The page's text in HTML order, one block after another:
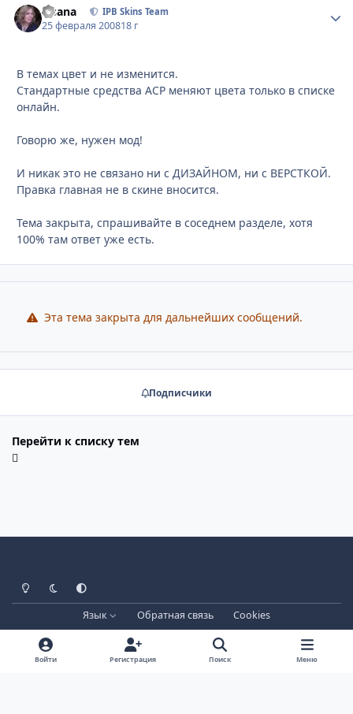
Fisana IPB Skins Team
25 февраля 200818 г
В темах цвет и не изменится.
Стандартные средства ACP меняют цвета только в списке
онлайн.
Говорю же, нужен мод!
И никак это не связано ни с ДИЗАЙНОМ, ни с ВЕРСТКОЙ.
Правка главная не в скине вносится.
Тема закрыта, спрашивайте в соседнем разделе, хотя
100% там ответ уже есть.
Эта тема закрыта для дальнейших сообщений.
Подписчики
Перейти к списку тем
Светлый режим
Тёмный режим
Системные настройки
Язык Обратная связь
Cookies
Лицензия зарегистрирована на IPBSkins.ru
Powered by
Invision Community
Войти Регистрация Поиск Меню